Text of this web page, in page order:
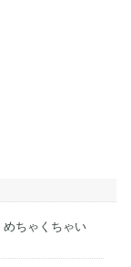
めちゃくちゃい